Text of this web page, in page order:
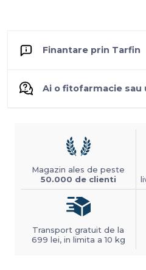
Finantare prin Tarfin
Ai o fitofarmacie sau
Magazin ales de peste
50.000 de clienti
Transport gratuit de la
699 lei, in limita a 10 kg